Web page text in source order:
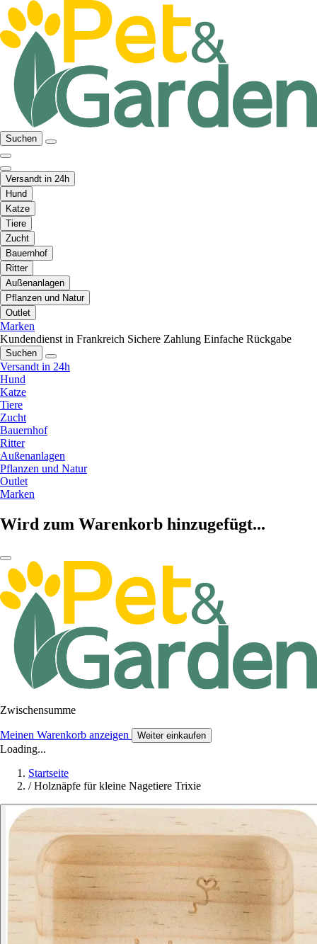
Suchen
Versandt in 24h
Hund
Katze
Tiere
Zucht
Bauernhof
Ritter
Außenanlagen
Pflanzen und Natur
Outlet
Marken
Kundendienst in Frankreich Sichere Zahlung Einfache Rückgabe
Suchen
Versandt in 24h
Hund
Katze
Tiere
Zucht
Bauernhof
Ritter
Außenanlagen
Pflanzen und Natur
Outlet
Marken
Wird zum Warenkorb hinzugefügt...
Zwischensumme
Meinen Warenkorb anzeigen Weiter einkaufen
Loading...
Startseite
/ Holznäpfe für kleine Nagetiere Trixie